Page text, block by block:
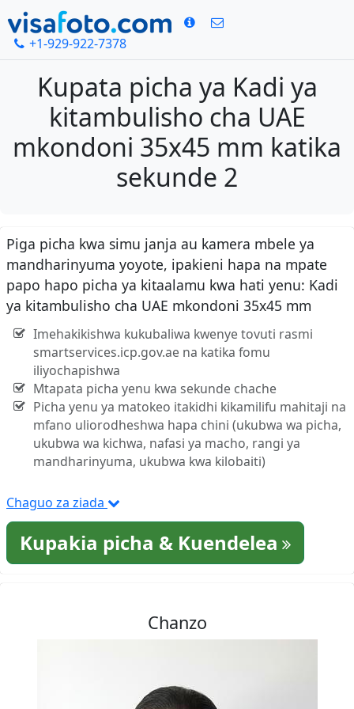
+1-929-922-7378
Kupata picha ya Kadi ya
kitambulisho cha UAE
mkondoni 35x45 mm katika
sekunde 2
Piga picha kwa simu janja au kamera mbele ya
mandharinyuma yoyote, ipakieni hapa na mpate
papo hapo picha ya kitaalamu kwa hati yenu: Kadi
ya kitambulisho cha UAE mkondoni 35x45 mm
Imehakikishwa kukubaliwa kwenye tovuti rasmi
smartservices.icp.gov.ae na katika fomu
iliyochapishwa
Mtapata picha yenu kwa sekunde chache
Picha yenu ya matokeo itakidhi kikamilifu mahitaji na
mfano uliorodheshwa hapa chini (ukubwa wa picha,
ukubwa wa kichwa, nafasi ya macho, rangi ya
mandharinyuma, ukubwa kwa kilobaiti)
Chaguo za ziada
Kupakia picha & Kuendelea
Chanzo